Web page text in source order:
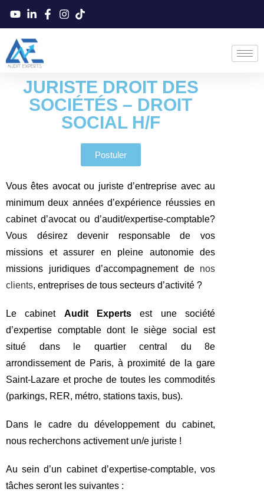
JURISTE DROIT DES
SOCIÉTÉS – DROIT
SOCIAL H/F
Postuler
Vous êtes avocat ou juriste d’entreprise avec au
minimum deux années d’expérience réussies en
cabinet d’avocat ou d’audit/expertise-comptable?
Vous désirez devenir responsable de vos
missions et assurer en pleine autonomie des
missions juridiques d’accompagnement de nos
clients, entreprises de tous secteurs d’activité ?
Le cabinet Audit Experts est une société
d’expertise comptable dont le siège social est
situé dans le quartier central du 8e
arrondissement de Paris, à proximité de la gare
Saint-Lazare et proche de toutes les commodités
(parkings, RER, métro, stations taxis, bus).
Dans le cadre du développement du cabinet,
nous recherchons activement un/e juriste !
Au sein d’un cabinet d’expertise-comptable, vos
tâches seront les suivantes :